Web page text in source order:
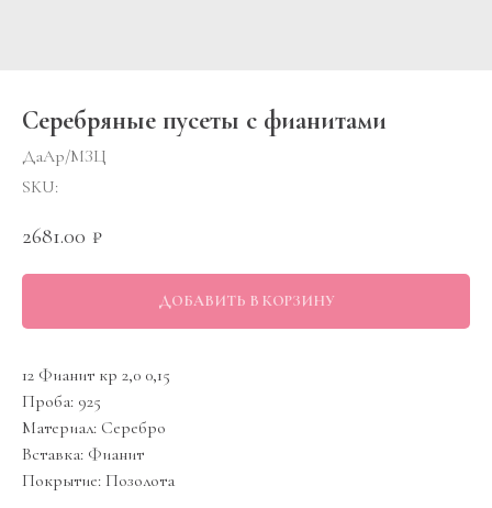
Серебряные пусеты с фианитами
ДаАр/МЗЦ
SKU:
2681.00 ₽
ДОБАВИТЬ В КОРЗИНУ
12 Фианит кр 2,0 0,15
Проба: 925
Материал: Серебро
Вставка: Фианит
Покрытие: Позолота